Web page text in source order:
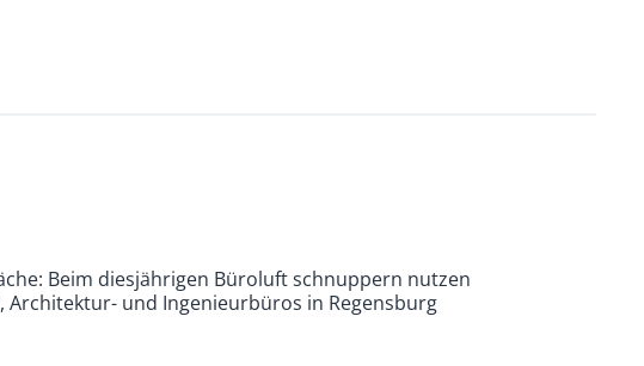
Beim diesjährigen Büroluft schnuppern nutzen
und Ingenieurbüros in Regensburg